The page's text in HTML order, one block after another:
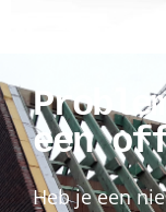
een
Heb je een